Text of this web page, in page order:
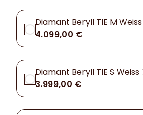
Diamant Beryll TIE M
4.099,00 €
Diamant Beryll TIE S Weiss
3.999,00 €